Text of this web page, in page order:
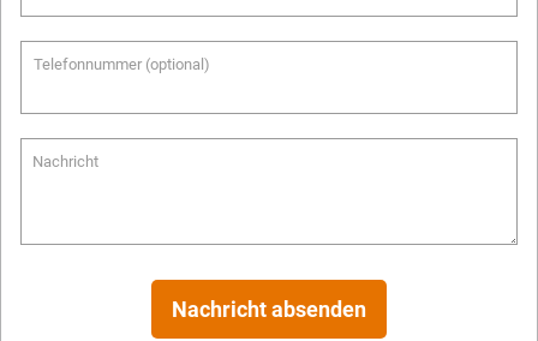
Telefonnummer (optional)
Nachricht
Nachricht absenden